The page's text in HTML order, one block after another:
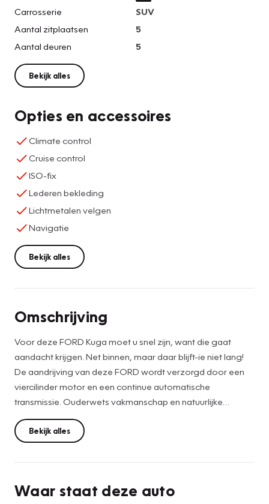
Carrosserie
SUV
Aantal zitplaatsen
5
Aantal deuren
5
Bekijk alles
Opties en accessoires
Climate control
Cruise control
ISO-fix
Lederen bekleding
Lichtmetalen velgen
Navigatie
Bekijk alles
Omschrijving
Voor deze FORD Kuga moet u snel zijn, want die gaat
aandacht krijgen. Net binnen, maar daar blijft-ie niet lang!
De aandrijving van deze FORD wordt verzorgd door een
viercilinder motor en een continue automatische
transmissie. Ouderwets vakmanschap en natuurlijke
materialen komen samen in het lederen interieur. De
verwarmbare voorstoelen zijn een weldaad voor rug en
schouders. De sportstoelen geven u veel zitsteun. Een
auto ook getrakteerd op 18 inch lichtmetalen velgen, led-
Bekijk alles
Waar staat deze auto